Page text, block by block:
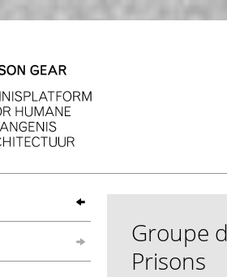
Groupe
Prisons